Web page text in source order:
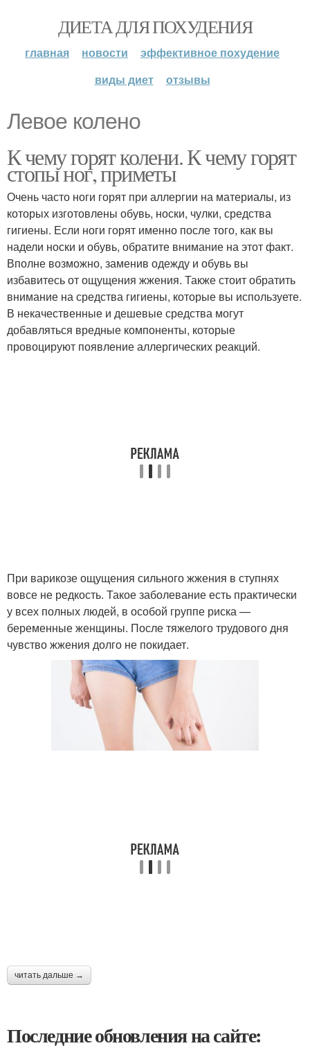
ДИЕТА ДЛЯ ПОХУДЕНИЯ
главная новости
эффективное похудение
виды диет
отзывы
Левое колено
К чему горят колени. К чему горят
стопы ног, приметы
Очень часто ноги горят при аллергии на материалы, из
которых изготовлены обувь, носки, чулки, средства
гигиены. Если ноги горят именно после того, как вы
надели носки и обувь, обратите внимание на этот факт.
Вполне возможно, заменив одежду и обувь вы
избавитесь от ощущения жжения. Также стоит обратить
внимание на средства гигиены, которые вы используете.
В некачественные и дешевые средства могут
добавляться вредные компоненты, которые
провоцируют появление аллергических реакций.
При варикозе ощущения сильного жжения в ступнях
вовсе не редкость. Такое заболевание есть практически
у всех полных людей, в особой группе риска —
беременные женщины. После тяжелого трудового дня
чувство жжения долго не покидает.
читать дальше →
Последние обновления на сайте: